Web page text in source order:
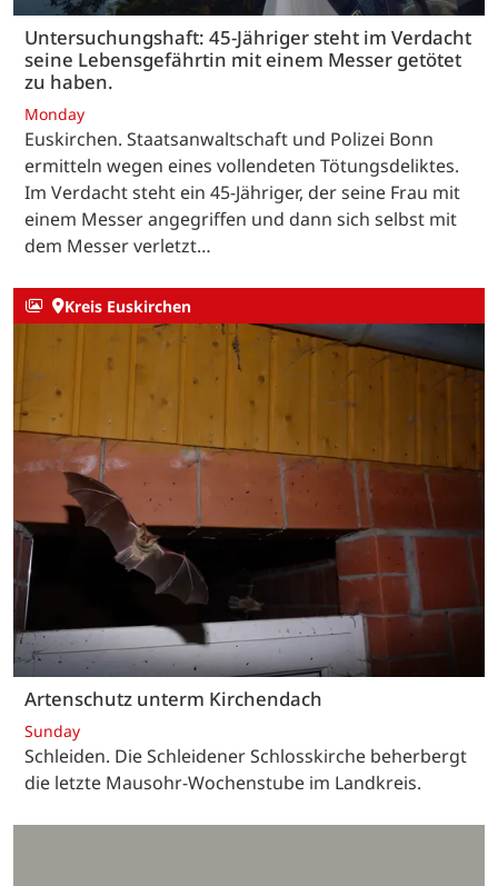
Untersuchungshaft: 45-Jähriger steht im Verdacht
seine Lebensgefährtin mit einem Messer getötet
zu haben.
Monday
Euskirchen. Staatsanwaltschaft und Polizei Bonn
ermitteln wegen eines vollendeten Tötungsdeliktes.
Im Verdacht steht ein 45-Jähriger, der seine Frau mit
einem Messer angegriffen und dann sich selbst mit
dem Messer verletzt…
Kreis Euskirchen
Artenschutz unterm Kirchendach
Sunday
Schleiden. Die Schleidener Schlosskirche beherbergt
die letzte Mausohr-Wochenstube im Landkreis.